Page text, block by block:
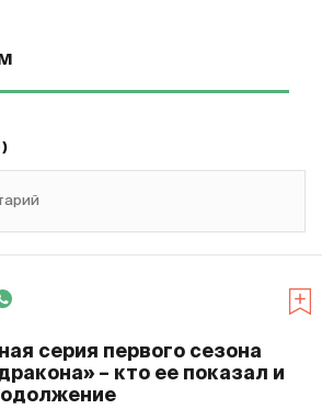
серия первого сезона
– кто ее показал и